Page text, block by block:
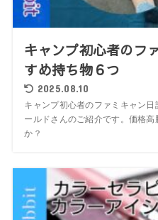
キャンプ初心者のフ
すめ持ち物６つ
2025.08.10
キャンプ初心者のファミキャン
ールドさんのご紹介です。価格
か？